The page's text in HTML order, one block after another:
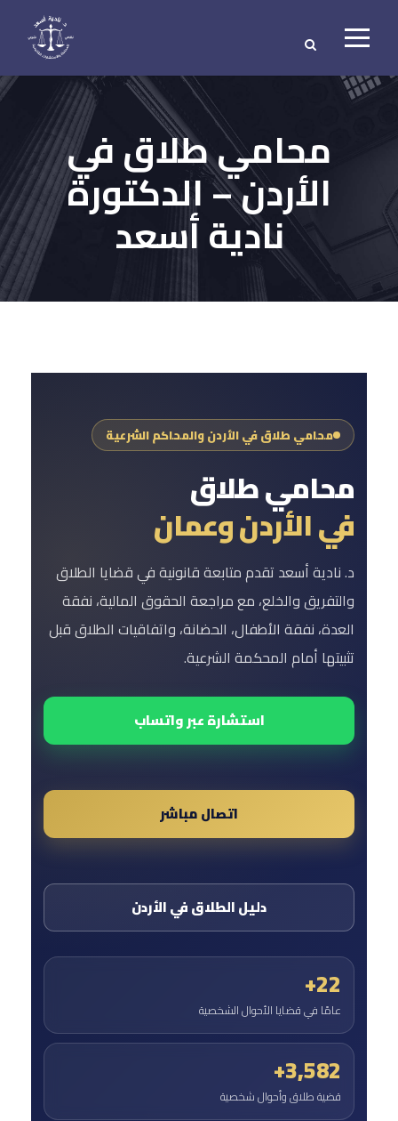
محامي طلاق في
الأردن – الدكتورة
نادية أسعد
محامي طلاق في الأردن والمحاكم الشرعية
محامي طلاق
في الأردن وعمان
د. نادية أسعد تقدم متابعة قانونية في قضايا الطلاق
والتفريق والخلع، مع مراجعة الحقوق المالية، نفقة
العدة، نفقة الأطفال، الحضانة، واتفاقيات الطلاق قبل
تثبيتها أمام المحكمة الشرعية.
استشارة عبر واتساب
اتصال مباشر
دليل الطلاق في الأردن
22+
عامًا في قضايا الأحوال الشخصية
3,582+
قضية طلاق وأحوال شخصية